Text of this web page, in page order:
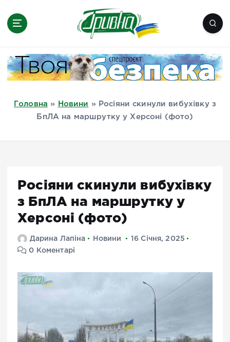
Миколаїв, Одеса, Мелітополь
Головна » Новини »
Росіяни скинули вибухівку з
БпЛА на маршрутку у Херсоні (фото)
Росіяни скинули вибухівку
з БпЛА на маршрутку у
Херсоні (фото)
Дарина Лапіна Новини
16 Січня, 2025
0 Коментарі